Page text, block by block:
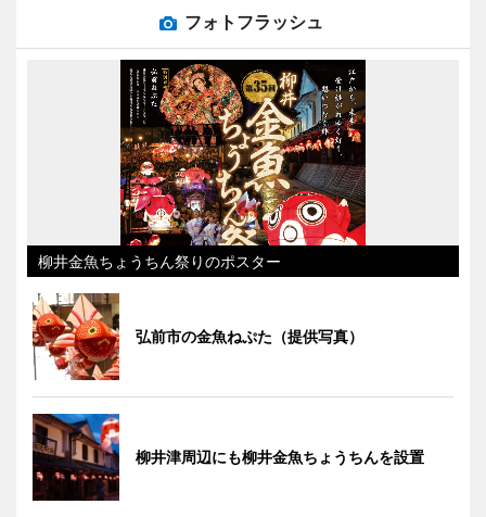
フォトフラッシュ
柳井金魚ちょうちん祭りのポスター
弘前市の金魚ねぷた（提供写真）
柳井津周辺にも柳井金魚ちょうちんを設置